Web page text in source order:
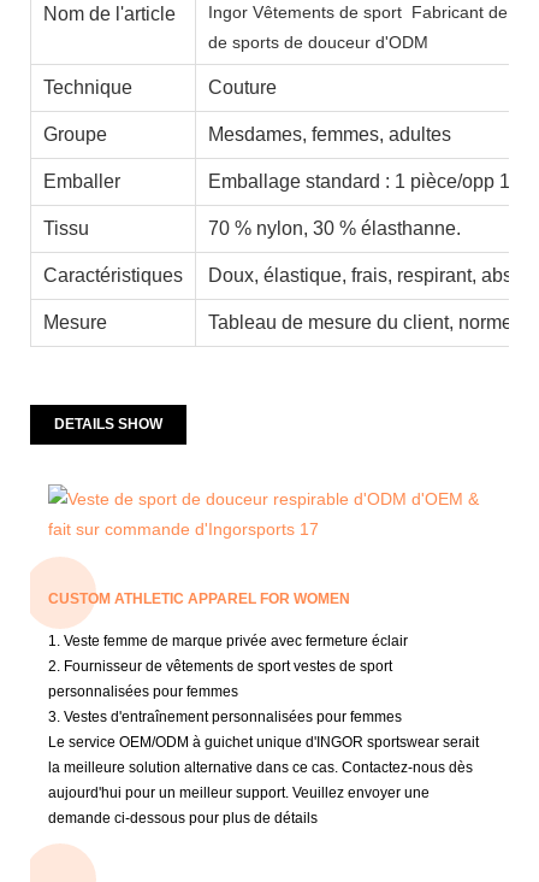
Nom de l'article Ingor Vêtements de sport Fabricant de
de sports de douceur d'ODM
Technique Couture
Groupe Mesdames, femmes, adultes
Emballer Emballage standard : 1 pièce/opp 100
Tissu 70 % nylon, 30 % élasthanne.
Caractéristiques Doux, élastique, frais, respirant,
Mesure Tableau de mesure du client, normes
DETAILS SHOW
CUSTOM ATHLETIC APPAREL FOR WOMEN
1. Veste femme de marque privée avec fermeture éclair
2. Fournisseur de vêtements de sport vestes de sport
personnalisées pour femmes
3. Vestes d'entraînement personnalisées pour femmes
Le service OEM/ODM à guichet unique d'INGOR sportswear serait
la meilleure solution alternative dans ce cas. Contactez-nous dès
aujourd'hui pour un meilleur support. Veuillez envoyer une
demande ci-dessous pour plus de détails